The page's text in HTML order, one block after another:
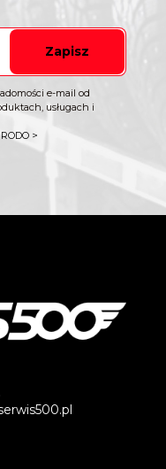
Zapisz
e-mail od
usługach i
>